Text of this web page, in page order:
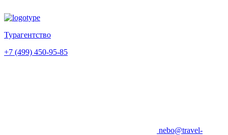
Турагентство
+7 (499) 450-95-85
nebo@travel-